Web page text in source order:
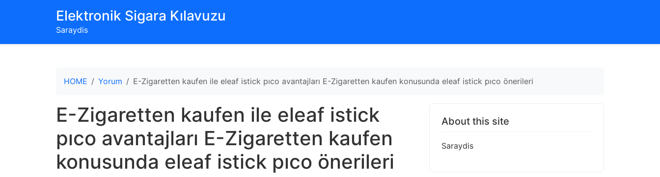
‌Elektronik Sigara Kılavuzu‌
Saraydis
HOME Yorum E-Zigaretten kaufen ile eleaf istick pıco avantajları E-Zigaretten kaufen konusunda eleaf istick pıco önerileri
E-Zigaretten kaufen ile eleaf istick
pıco avantajları E-Zigaretten kaufen
konusunda eleaf istick pıco önerileri
About this site
Saraydis